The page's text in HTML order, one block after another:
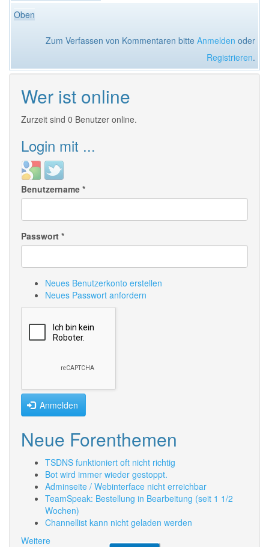
Oben
Zum Verfassen von Kommentaren bitte Anmelden oder
Registrieren.
Wer ist online
Zurzeit sind 0 Benutzer online.
Login mit ...
Login
with
Google
Login
with
Twitter
Benutzername *
Passwort *
Neues Benutzerkonto erstellen
Neues Passwort anfordern
Anmelden
Neue Forenthemen
TSDNS funktioniert oft nicht richtig
Bot wird immer wieder gestoppt.
Adminseite / Webinterface nicht erreichbar
TeamSpeak: Bestellung in Bearbeitung (seit 1 1/2
Wochen)
Channellist kann nicht geladen werden
Weitere